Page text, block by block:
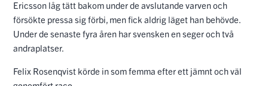
Ericsson låg tätt bakom under de avslutande varven och
försökte pressa sig förbi, men fick aldrig läget han behövde.
Under de senaste fyra åren har svensken en seger och två
andraplatser.
Felix Rosenqvist körde in som femma efter ett jämnt och väl